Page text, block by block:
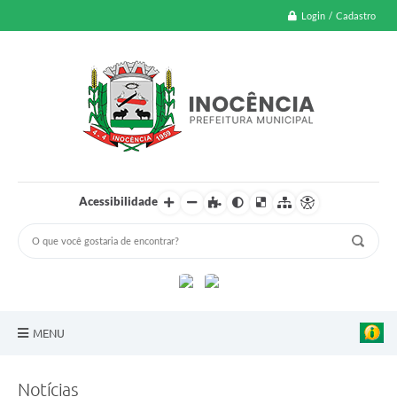
Login / Cadastro
Acessibilidade
MENU
Notícias